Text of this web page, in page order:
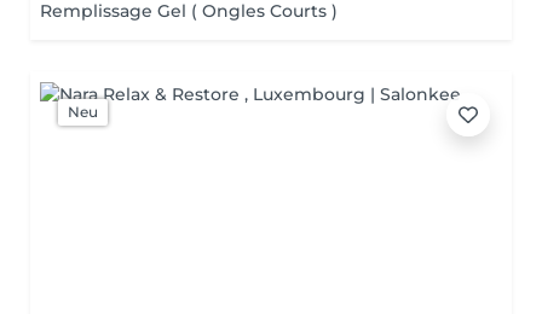
Remplissage Gel ( Ongles Courts )
Neu